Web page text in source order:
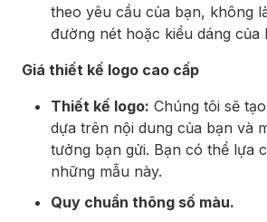
theo yêu cầu của bạn, không
đường nét hoặc kiểu dáng của
Giá thiết kế logo cao cấp
Thiết kế logo: Chúng tôi sẽ
dựa trên nội dung của bạn và
tưởng bạn gửi. Bạn có thể lựa
những mẫu này.
Quy chuẩn thông số màu.